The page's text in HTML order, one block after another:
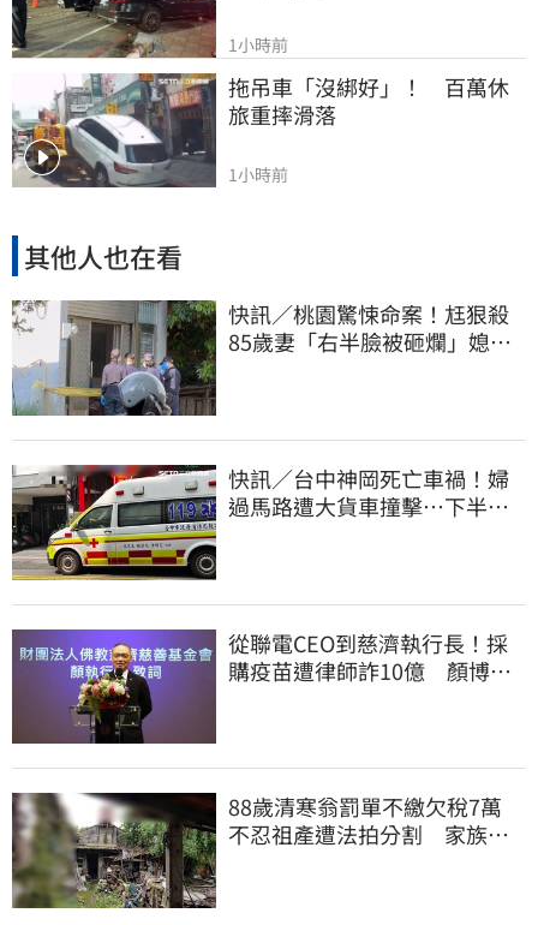
1小時前
拖吊車「沒綁好」！　百萬休
旅重摔滑落
1小時前
其他人也在看
快訊／桃園驚悚命案！尪狠殺
85歲妻「右半臉被砸爛」媳報
快訊／台中神岡死亡車禍！婦
過馬路遭大貨車撞擊…下半身
從聯電CEO到慈濟執行長！採
購疫苗遭律師詐10億 顏博
88歲清寒翁罰單不繳欠稅7萬
不忍祖產遭法拍分割 家族按